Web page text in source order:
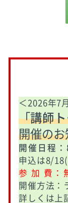
＜2026年7
「講師
開催の
開催日程
申込は8/18(
参 加 費：
開催方法：
詳しくは上